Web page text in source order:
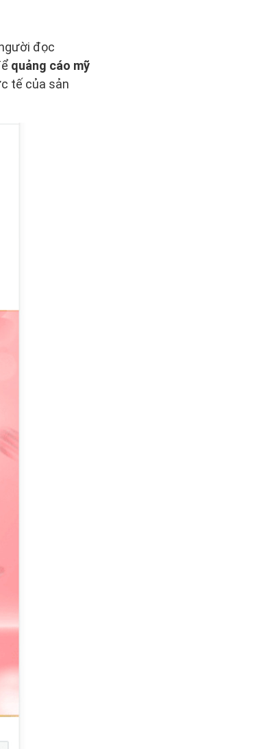
đọc
quảng cáo mỹ
tế của sản